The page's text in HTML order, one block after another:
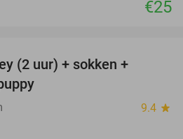
€25
(2 uur) + sokken +
9.4 star